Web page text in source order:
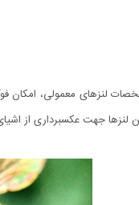
لنزهای معمولی، امکان
لنزها جهت عکسبرداری از